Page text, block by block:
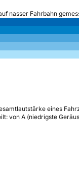
nasser Fahrbahn
eines
von A (niedrigste